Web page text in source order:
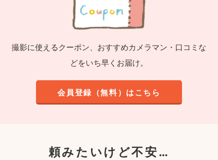
撮影に使えるクーポン、おすすめカメラマン・口コミな
どをいち早くお届け。
会員登録（無料）はこちら
頼みたいけど不安…